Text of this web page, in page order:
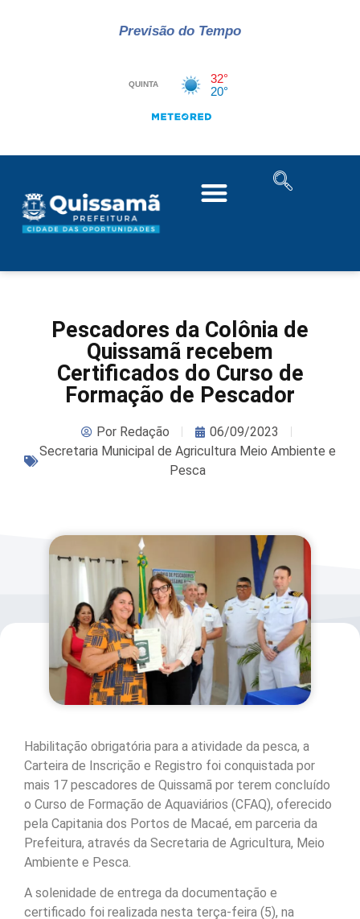
Previsão do Tempo
Pescadores da Colônia de
Quissamã recebem
Certificados do Curso de
Formação de Pescador
PorRedação
06/09/2023
Secretaria Municipal de Agricultura Meio Ambiente e
Pesca
Habilitação obrigatória para a atividade da pesca, a
Carteira de Inscrição e Registro foi conquistada por
mais 17 pescadores de Quissamã por terem concluído
o Curso de Formação de Aquaviários (CFAQ), oferecido
pela Capitania dos Portos de Macaé, em parceria da
Prefeitura, através da Secretaria de Agricultura, Meio
Ambiente e Pesca.
A solenidade de entrega da documentação e
certificado foi realizada nesta terça-feira (5), na